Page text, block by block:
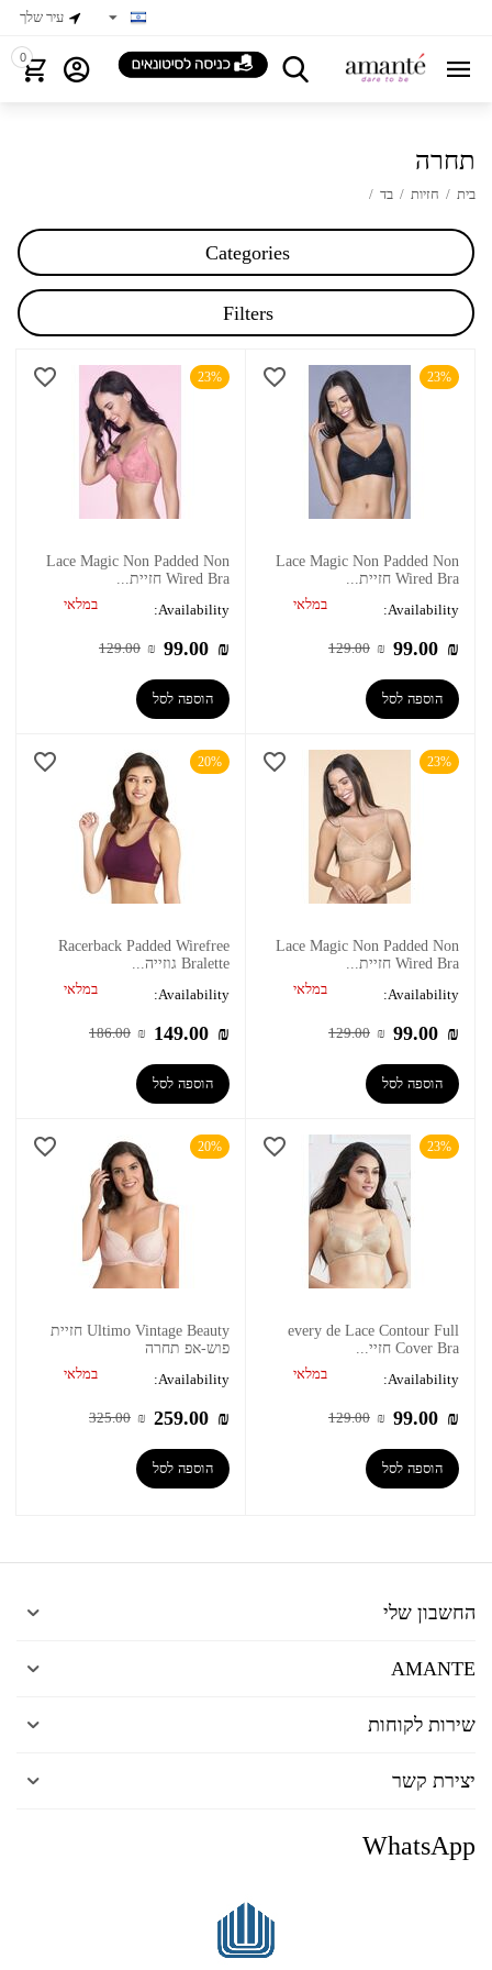
עיר שלך
0
תחרה
בית / חזיות / בד /
Categories
Filters
23%
Lace Magic Non Padded Non
Wired Bra חזיית...
Availability:
במלאי
129.00 ₪ 99.00 ₪
הוספה לסל
23%
Lace Magic Non Padded Non
Wired Bra חזיית...
Availability:
במלאי
129.00 ₪ 99.00 ₪
הוספה לסל
23%
Lace Magic Non Padded Non
Wired Bra חזיית...
Availability:
במלאי
129.00 ₪ 99.00 ₪
הוספה לסל
20%
Racerback Padded Wirefree
Bralette גוזייה...
Availability:
במלאי
186.00 ₪ 149.00 ₪
הוספה לסל
23%
every de Lace Contour Full
Cover Bra חזיי...
Availability:
במלאי
129.00 ₪ 99.00 ₪
הוספה לסל
20%
Ultimo Vintage Beauty חזיית
פוש-אפ תחרה
Availability:
במלאי
325.00 ₪ 259.00 ₪
הוספה לסל
החשבון שלי
AMANTE
שירות לקוחות
יצירת קשר
WhatsApp